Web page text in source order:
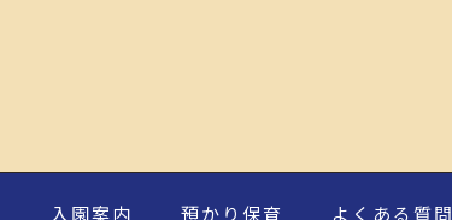
入園案内 預かり保育 よくある質問